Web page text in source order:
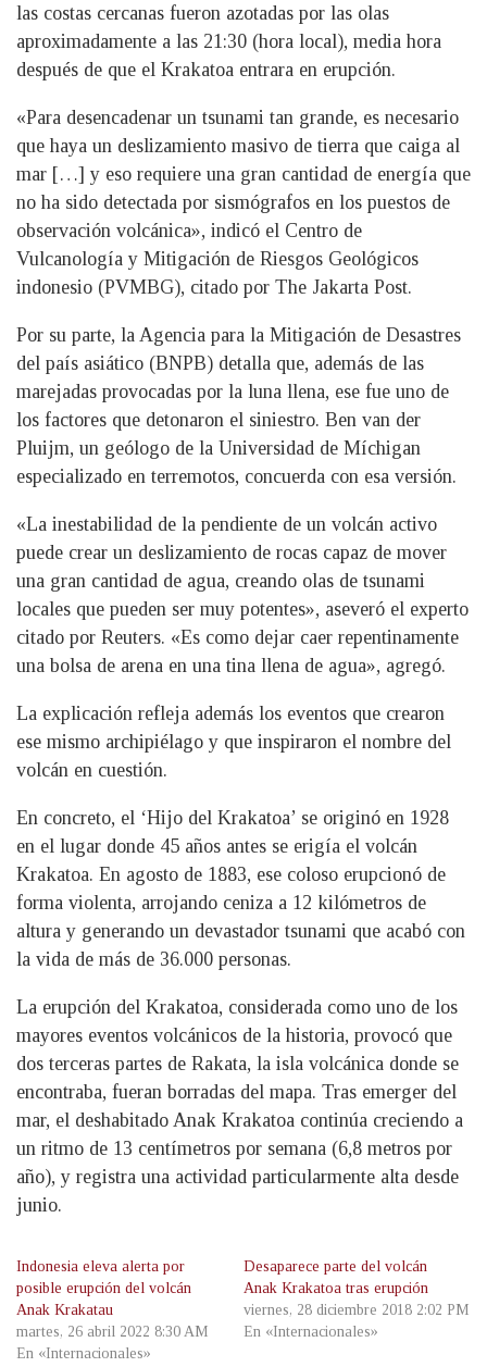
las costas cercanas fueron azotadas por las olas
aproximadamente a las 21:30 (hora local), media hora
después de que el Krakatoa entrara en erupción.
«Para desencadenar un tsunami tan grande, es necesario
que haya un deslizamiento masivo de tierra que caiga al
mar […] y eso requiere una gran cantidad de energía que
no ha sido detectada por sismógrafos en los puestos de
observación volcánica», indicó el Centro de
Vulcanología y Mitigación de Riesgos Geológicos
indonesio (PVMBG), citado por The Jakarta Post.
Por su parte, la Agencia para la Mitigación de Desastres
del país asiático (BNPB) detalla que, además de las
marejadas provocadas por la luna llena, ese fue uno de
los factores que detonaron el siniestro. Ben van der
Pluijm, un geólogo de la Universidad de Míchigan
especializado en terremotos, concuerda con esa versión.
«La inestabilidad de la pendiente de un volcán activo
puede crear un deslizamiento de rocas capaz de mover
una gran cantidad de agua, creando olas de tsunami
locales que pueden ser muy potentes», aseveró el experto
citado por Reuters. «Es como dejar caer repentinamente
una bolsa de arena en una tina llena de agua», agregó.
La explicación refleja además los eventos que crearon
ese mismo archipiélago y que inspiraron el nombre del
volcán en cuestión.
En concreto, el ‘Hijo del Krakatoa’ se originó en 1928
en el lugar donde 45 años antes se erigía el volcán
Krakatoa. En agosto de 1883, ese coloso erupcionó de
forma violenta, arrojando ceniza a 12 kilómetros de
altura y generando un devastador tsunami que acabó con
la vida de más de 36.000 personas.
La erupción del Krakatoa, considerada como uno de los
mayores eventos volcánicos de la historia, provocó que
dos terceras partes de Rakata, la isla volcánica donde se
encontraba, fueran borradas del mapa. Tras emerger del
mar, el deshabitado Anak Krakatoa continúa creciendo a
un ritmo de 13 centímetros por semana (6,8 metros por
año), y registra una actividad particularmente alta desde
junio.
Indonesia eleva alerta por
posible erupción del volcán
Anak Krakatau
martes, 26 abril 2022 8:30 AM
En «Internacionales»
Desaparece parte del volcán
Anak Krakatoa tras erupción
viernes, 28 diciembre 2018 2:02 PM
En «Internacionales»